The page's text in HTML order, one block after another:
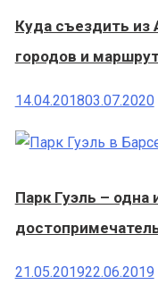
Куда съездить из
городов и
14.04.201803.07.2020
Парк Гуэль –
21.05.201922.06.2019